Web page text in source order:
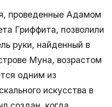
проведенные Адамом
Гриффита, позволили
руки, найденный в
Муна, возрастом
одним из
искусства в